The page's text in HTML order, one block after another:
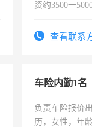
资约3500一
查看联系
车险内勤1名
负责车险报价
历，女性，年